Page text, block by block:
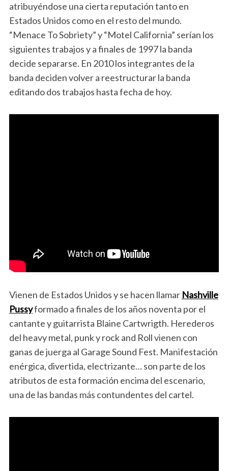
atribuyéndose una cierta reputación tanto en
Estados Unidos como en el resto del mundo.
“Menace To Sobriety” y “Motel California” serían los
siguientes trabajos y a finales de 1997 la banda
decide separarse. En 2010 los integrantes de la
banda deciden volver a reestructurar la banda
editando dos trabajos hasta fecha de hoy.
Vienen de Estados Unidos y se hacen llamar Nashville
Pussyformado a finales de los años noventa por el
cantante y guitarrista Blaine Cartwrigth. Herederos
del heavy metal, punk y rock and Roll vienen con
ganas de juerga al Garage Sound Fest. Manifestación
enérgica, divertida, electrizante… son parte de los
atributos de esta formación encima del escenario,
una de las bandas más contundentes del cartel.